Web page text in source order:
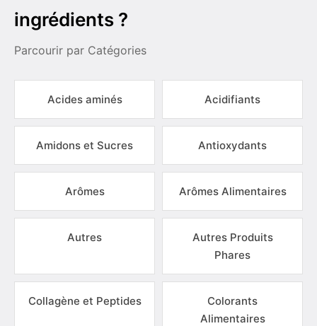
ingrédients ?
Parcourir par Catégories
Acides aminés Acidifiants
Amidons et Sucres Antioxydants
Arômes Arômes Alimentaires
Autres
Autres Produits
Phares
Collagène et Peptides
Colorants
Alimentaires